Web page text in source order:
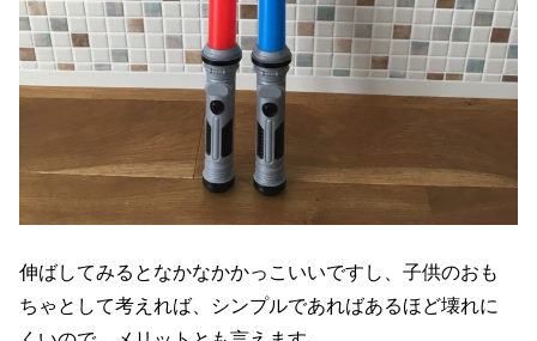
伸ばしてみるとなかなかかっこいいですし、子供のおも
ちゃとして考えれば、シンプルであればあるほど壊れに